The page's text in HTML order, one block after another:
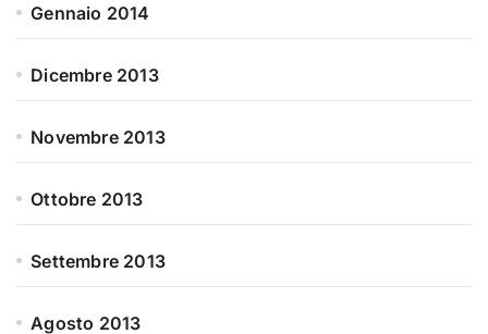
Gennaio 2014
Dicembre 2013
Novembre 2013
Ottobre 2013
Settembre 2013
Agosto 2013